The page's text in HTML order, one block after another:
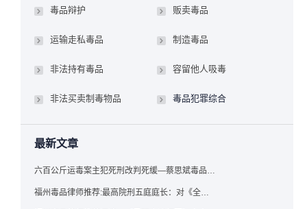
毒品辩护 贩卖毒品
运输走私毒品 制造毒品
非法持有毒品 容留他人吸毒
非法买卖制毒物品 毒品犯罪综合
最新文章
六百公斤运毒案主犯死刑改判死缓—蔡思斌毒品犯罪辩护成功案例
福州毒品律师推荐:最高院刑五庭庭长：对《全国法院毒品案件审判工作会议纪要》的理解与适用